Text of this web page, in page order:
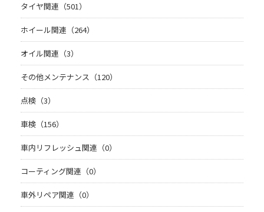
タイヤ関連（501）
ホイール関連（264）
オイル関連（3）
その他メンテナンス（120）
点検（3）
車検（156）
車内リフレッシュ関連（0）
コーティング関連（0）
車外リペア関連（0）